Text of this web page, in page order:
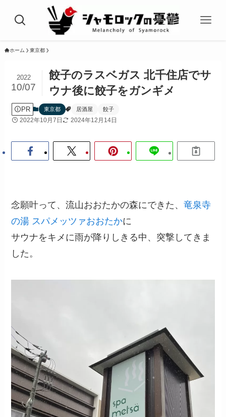
ホーム 東京都
餃子のラスベガス 北千住店でサ
ウナ後に餃子をガンギメ
2022
10/07
PR 東京都 居酒屋 餃子
2022年10月7日 2024年12月14日
念願叶って、流山おおたかの森にできた、竜泉寺
の湯 スパメッツァおおたかに
サウナをキメに雨が降りしきる中、突撃してきま
した。